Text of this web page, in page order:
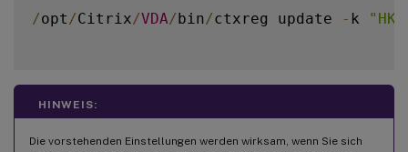
/opt/Citrix/VDA/bin/ctxreg update - k
HINWEIS:
Die vorstehenden Einstellungen werden wirksam, wenn Sie sich